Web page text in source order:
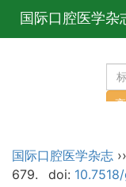
国际口腔医学杂
国际口腔医学杂志 ››
679.
doi: